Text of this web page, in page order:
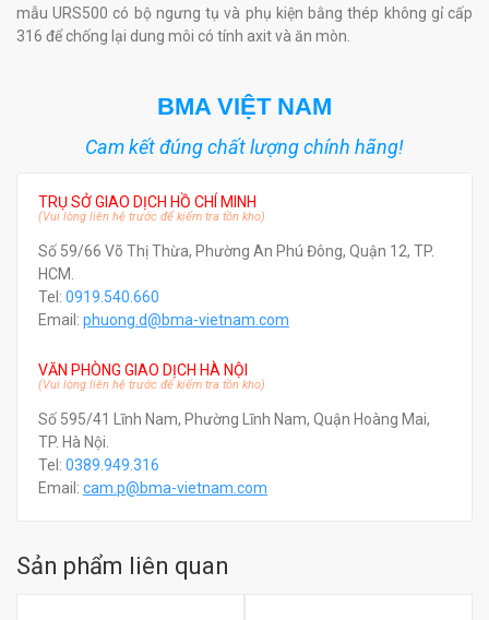
mẫu URS500 có bộ ngưng tụ và phụ kiện bằng thép không gỉ cấp
316 để chống lại dung môi có tính axit và ăn mòn.
BMA VIỆT NAM
Cam kết đúng chất lượng chính hãng!
TRỤ SỞ GIAO DỊCH HỒ CHÍ MINH
(Vui lòng liên hệ trước để kiểm tra tồn kho)
Số 59/66 Võ Thị Thừa, Phường An Phú Đông, Quận 12, TP.
HCM.
Tel: 0919.540.660
Email: phuong.d@bma-vietnam.com
VĂN PHÒNG GIAO DỊCH HÀ NỘI
(Vui lòng liên hệ trước để kiểm tra tồn kho)
Số 595/41 Lĩnh Nam, Phường Lĩnh Nam, Quận Hoàng Mai,
TP. Hà Nội.
Tel: 0389.949.316
Email: cam.p@bma-vietnam.com
Sản phẩm liên quan